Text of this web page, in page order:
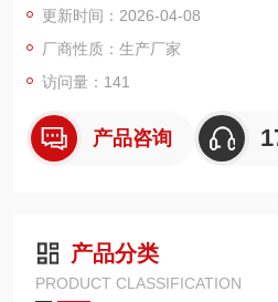
烷类、苯类、胺类、有机溶剂、农
油、制药、农药等产品的水分
更新时间：2026-04-08
厂商性质：生产厂家
访问量：141
产品咨询
产品分类
PRODUCT CLASSIFICATION